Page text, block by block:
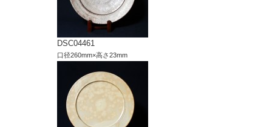
DSC04461
口径260mm×高さ23mm